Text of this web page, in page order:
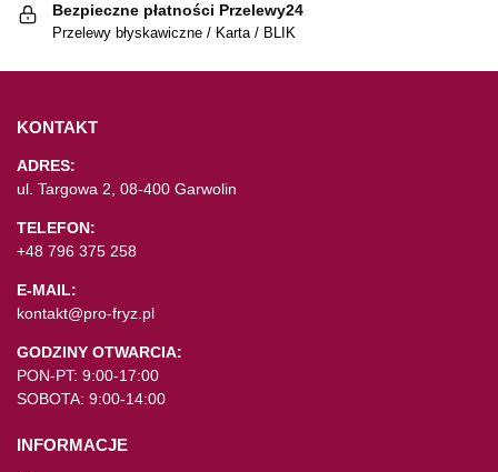
Bezpieczne płatności Przelewy24
Przelewy błyskawiczne / Karta / BLIK
KONTAKT
ADRES:
ul. Targowa 2, 08-400 Garwolin
TELEFON:
+48 796 375 258
E-MAIL:
kontakt@pro-fryz.pl
GODZINY OTWARCIA:
PON-PT: 9:00-17:00
SOBOTA: 9:00-14:00
INFORMACJE